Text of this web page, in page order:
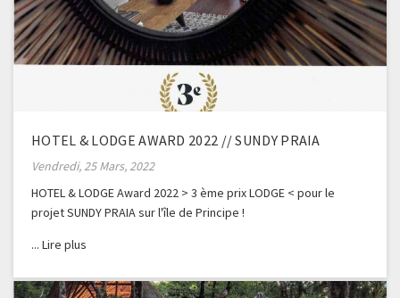
HOTEL & LODGE AWARD 2022 // SUNDY PRAIA
Vendredi, 25 Mars, 2022
HOTEL & LODGE Award 2022 > 3 ème prix LODGE < pour le
projet SUNDY PRAIA sur l'île de Principe !